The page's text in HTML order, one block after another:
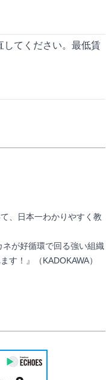
してください。最低賃
、日本一わかりやすく教
が好循環で回る強い組織
す！』（KADOKAWA）